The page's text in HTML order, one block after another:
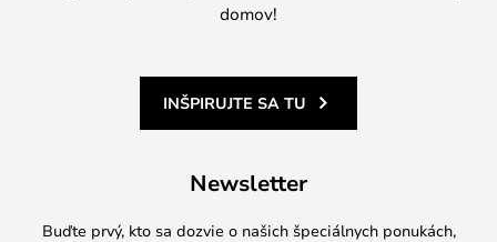
domov!
INŠPIRUJTE SA TU
Newsletter
Buďte prvý, kto sa dozvie o našich špeciálnych ponukách,